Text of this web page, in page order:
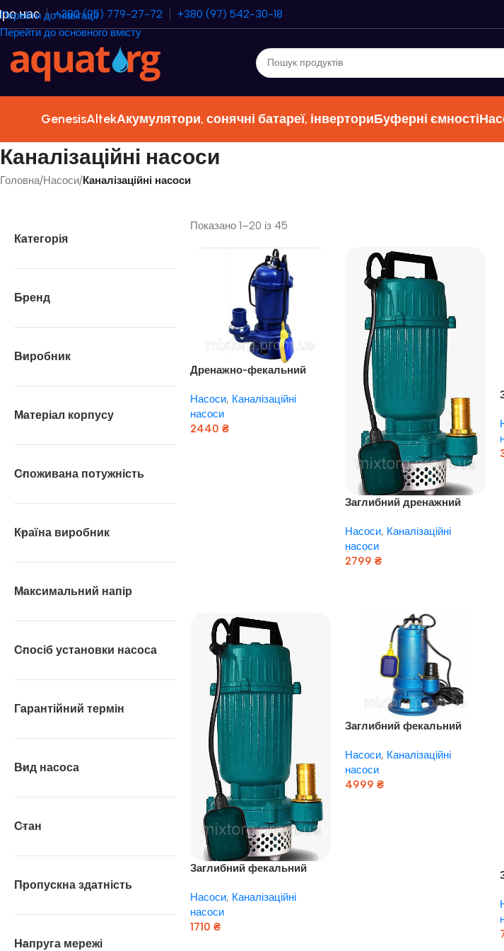
Перейти до навігації
Перейти до основного вмісту
нас +380 (95) 779-27-72 +380 (97) 542-30-18
GenesisAltekАкумулятори, сонячні батареї, інверториБуферні ємності
Каналізаційні насоси
Головна/Насоси/Каналізаційні насоси
Категорія
Бренд
Виробник
Матеріал корпусу
Споживана потужність
Країна виробник
Максимальний напір
Спосіб установки насоса
Гарантійний термін
Вид насоса
Стан
Пропускна здатність
Напруга мережі
Показано 1–20 із 45
Дренажно-фекальний
Насоси, Каналізаційні
насоси
2440 ₴
Заглибний дренажний
22 – 0,75
Насоси, Каналізаційні
насоси
2799 ₴
Заглибний фекальний
10 — 0,37
Насоси, Каналізаційні
насоси
1710 ₴
Заглибний фекальний
— 10 — 0,75 з
подрібнювачем
Насоси, Каналізаційні
насоси
4999 ₴